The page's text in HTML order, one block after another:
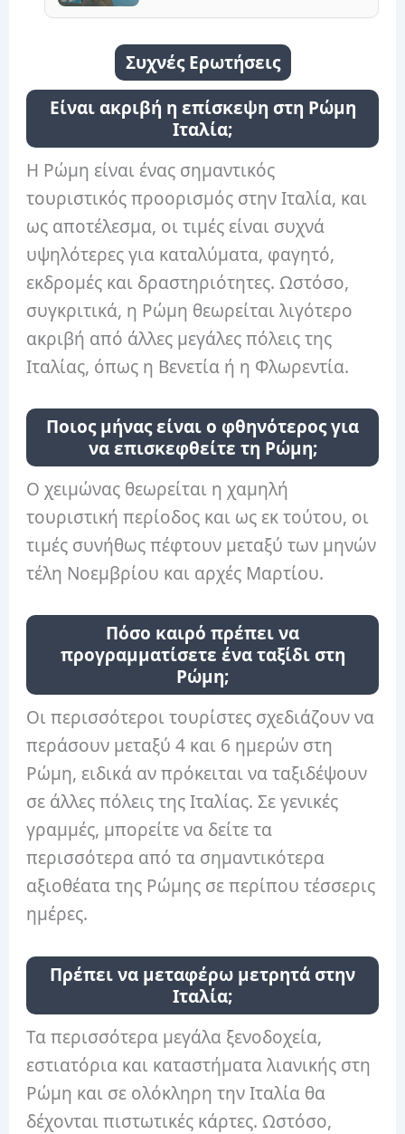
Συχνές Ερωτήσεις
Είναι ακριβή η επίσκεψη στη Ρώμη
Ιταλία;
Η Ρώμη είναι ένας σημαντικός
τουριστικός προορισμός στην Ιταλία, και
ως αποτέλεσμα, οι τιμές είναι συχνά
υψηλότερες για καταλύματα, φαγητό,
εκδρομές και δραστηριότητες. Ωστόσο,
συγκριτικά, η Ρώμη θεωρείται λιγότερο
ακριβή από άλλες μεγάλες πόλεις της
Ιταλίας, όπως η Βενετία ή η Φλωρεντία.
Ποιος μήνας είναι ο φθηνότερος για
να επισκεφθείτε τη Ρώμη;
Ο χειμώνας θεωρείται η χαμηλή
τουριστική περίοδος και ως εκ τούτου, οι
τιμές συνήθως πέφτουν μεταξύ των μηνών
τέλη Νοεμβρίου και αρχές Μαρτίου.
Πόσο καιρό πρέπει να
προγραμματίσετε ένα ταξίδι στη
Ρώμη;
Οι περισσότεροι τουρίστες σχεδιάζουν να
περάσουν μεταξύ 4 και 6 ημερών στη
Ρώμη, ειδικά αν πρόκειται να ταξιδέψουν
σε άλλες πόλεις της Ιταλίας. Σε γενικές
γραμμές, μπορείτε να δείτε τα
περισσότερα από τα σημαντικότερα
αξιοθέατα της Ρώμης σε περίπου τέσσερις
ημέρες.
Πρέπει να μεταφέρω μετρητά στην
Ιταλία;
Τα περισσότερα μεγάλα ξενοδοχεία,
εστιατόρια και καταστήματα λιανικής στη
Ρώμη και σε ολόκληρη την Ιταλία θα
δέχονται πιστωτικές κάρτες. Ωστόσο,